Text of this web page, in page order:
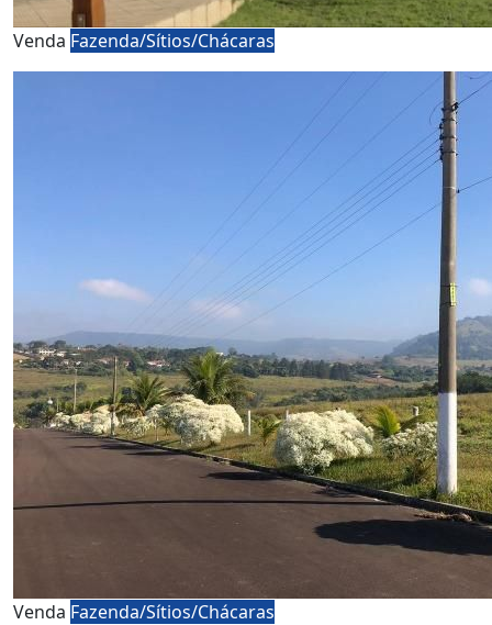
Venda Fazenda/Sítios/Chácaras
Venda Fazenda/Sítios/Chácaras